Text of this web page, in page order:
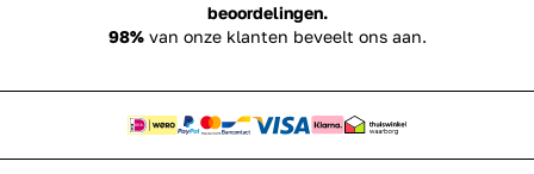
beoordelingen.
98%van onze klanten beveelt ons aan.